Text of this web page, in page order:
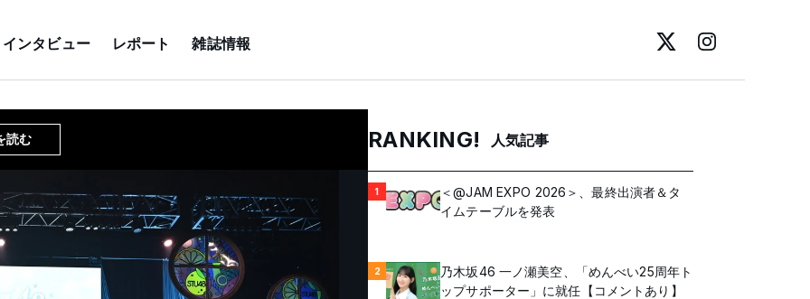
インタビュー レポート 雑誌情報
読む RANKING! 人気記事
1
＜@JAM EXPO 2026＞、最終出演者＆タ
イムテーブルを発表
2
乃木坂46 一ノ瀬美空、「めんべい25周年ト
ップサポーター」に就任【コメントあり】